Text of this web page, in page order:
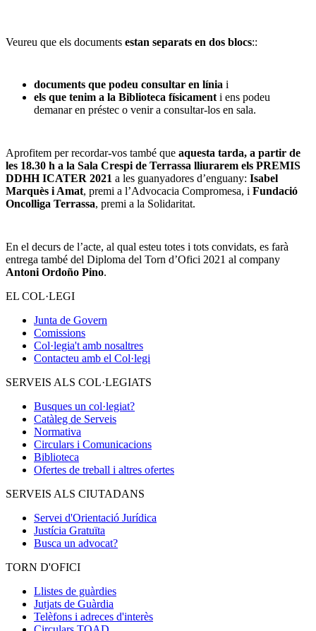
Veureu que els documents estan separats en dos blocs::
documents que podeu consultar en línia i
els que tenim a la Biblioteca físicament i ens podeu
demanar en préstec o venir a consultar-los en sala.
Aprofitem per recordar-vos també que aquesta tarda, a partir de
les 18.30 h a la Sala Crespi de Terrassa lliurarem els PREMIS
DDHH ICATER 2021 a les guanyadores d’enguany: Isabel
Marquès i Amat, premi a l’Advocacia Compromesa, i Fundació
Oncolliga Terrassa, premi a la Solidaritat.
En el decurs de l’acte, al qual esteu totes i tots convidats, es farà
entrega també del Diploma del Torn d’Ofici 2021 al company
Antoni Ordoño Pino.
EL COL·LEGI
Junta de Govern
Comissions
Col·legia't amb nosaltres
Contacteu amb el Col·legi
SERVEIS ALS COL·LEGIATS
Busques un col·legiat?
Catàleg de Serveis
Normativa
Circulars i Comunicacions
Biblioteca
Ofertes de treball i altres ofertes
SERVEIS ALS CIUTADANS
Servei d'Orientació Jurídica
Justícia Gratuïta
Busca un advocat?
TORN D'OFICI
Llistes de guàrdies
Jutjats de Guàrdia
Telèfons i adreces d'interès